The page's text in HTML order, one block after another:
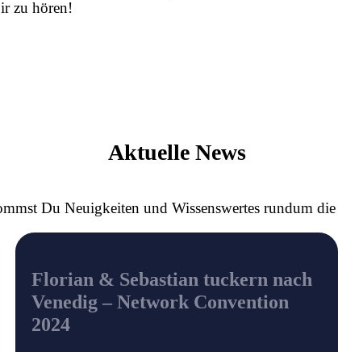
zu hören!
Aktuelle News
Du Neuigkeiten und Wissenswertes rundum
Florian & Sebastian tuckern nach
Venedig – Network Convention
2024